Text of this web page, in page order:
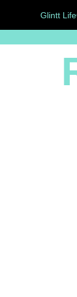
Glintt Life